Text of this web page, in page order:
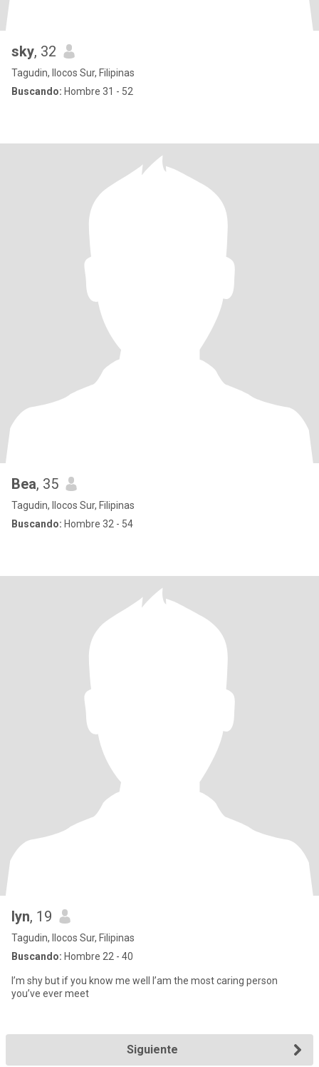
sky, 32
Tagudin, Ilocos Sur, Filipinas
Buscando: Hombre 31 - 52
Bea, 35
Tagudin, Ilocos Sur, Filipinas
Buscando: Hombre 32 - 54
lyn, 19
Tagudin, Ilocos Sur, Filipinas
Buscando: Hombre 22 - 40
I’m shy but if you know me well I’am the most caring person
you’ve ever meet
Siguiente